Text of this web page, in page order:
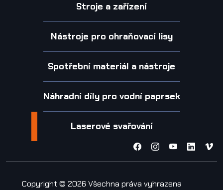
Stroje a zařízení
Nástroje pro ohraňovací lisy
Spotřební materiál a nástroje
Náhradní díly pro vodní paprsek
Laserové svařování
Copyright © 2026 Všechna práva vyhrazena